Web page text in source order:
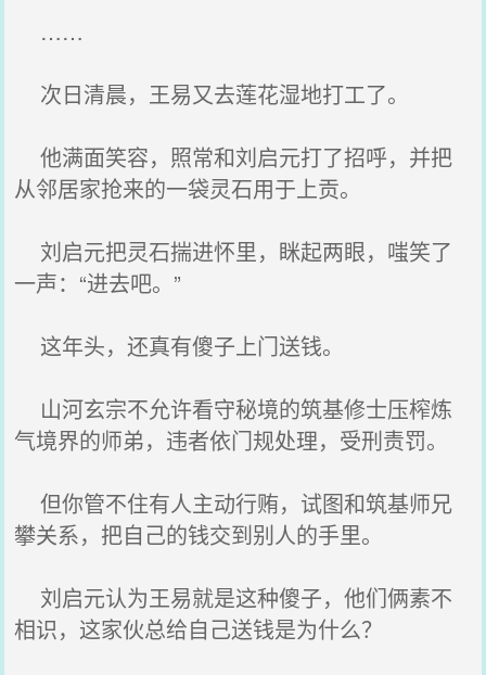
……
次日清晨，王易又去莲花湿地打工了。
他满面笑容，照常和刘启元打了招呼，并把
从邻居家抢来的一袋灵石用于上贡。
刘启元把灵石揣进怀里，眯起两眼，嗤笑了
一声：“进去吧。”
这年头，还真有傻子上门送钱。
山河玄宗不允许看守秘境的筑基修士压榨炼
气境界的师弟，违者依门规处理，受刑责罚。
但你管不住有人主动行贿，试图和筑基师兄
攀关系，把自己的钱交到别人的手里。
刘启元认为王易就是这种傻子，他们俩素不
相识，这家伙总给自己送钱是为什么？